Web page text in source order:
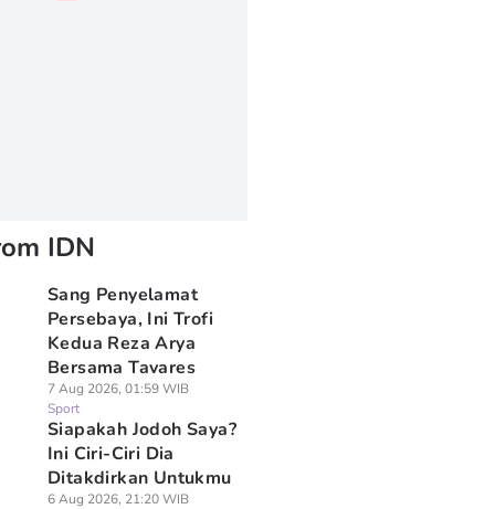
IDN
Sang Penyelamat
Persebaya, Ini Trofi
Kedua Reza Arya
Bersama Tavares
7 Aug 2026, 01:59 WIB
Sport
Siapakah Jodoh Saya?
Ini Ciri-Ciri Dia
Ditakdirkan Untukmu
6 Aug 2026, 21:20 WIB